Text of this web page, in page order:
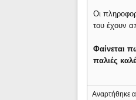
Οι
του έχουν
Φαίνεται
παλιές
Αναρτήθηκε